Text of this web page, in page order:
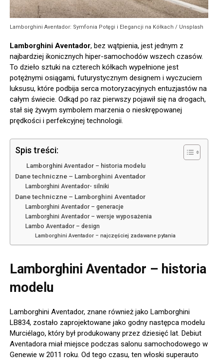
Lamborghini Aventador: Symfonia Potęgi i Elegancji na Kółkach / Unsplash
Lamborghini Aventador, bez wątpienia, jest jednym z
najbardziej ikonicznych hiper-samochodów wszech czasów.
To dzieło sztuki na czterech kółkach wypełnione jest
potężnymi osiągami, futurystycznym designem i wyczuciem
luksusu, które podbija serca motoryzacyjnych entuzjastów na
całym świecie. Odkąd po raz pierwszy pojawił się na drogach,
stał się żywym symbolem marzenia o nieskrępowanej
prędkości i perfekcyjnej technologii.
Spis treści:
Lamborghini Aventador – historia modelu
Dane techniczne – Lamborghini Aventador
Lamborghini Aventador- silniki
Dane techniczne – Lamborghini Aventador
Lamborghini Aventador – generacje
Lamborghini Aventador – wersje wyposażenia
Lambo Aventador – design
Lamborghini Aventador – najczęściej zadawane pytania
Lamborghini Aventador – historia
modelu
Lamborghini Aventador, znane również jako Lamborghini
LB834, zostało zaprojektowane jako godny następca modelu
Murciélago, który był produkowany przez dziesięć lat. Debiut
Aventadora miał miejsce podczas salonu samochodowego w
Genewie w 2011 roku. Od tego czasu, ten włoski superauto